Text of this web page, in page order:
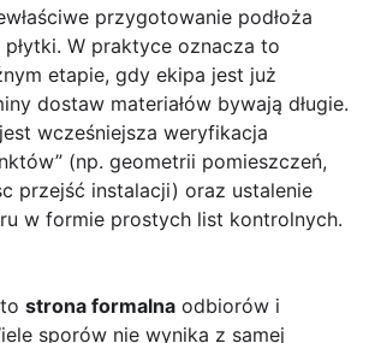
przygotowanie podłoża
W praktyce oznacza to
etapie, gdy ekipa jest już
dostaw materiałów bywają długie.
wcześniejsza weryfikacja
(np. geometrii pomieszczeń,
przejść instalacji) oraz ustalenie
w formie prostych list kontrolnych.
strona formalna odbiorów i
sporów nie wynika z samej